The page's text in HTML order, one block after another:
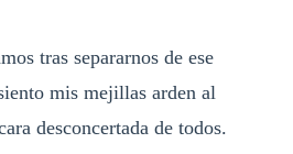
tras separarnos de ese
mis mejillas arden al
desconcertada de todos.